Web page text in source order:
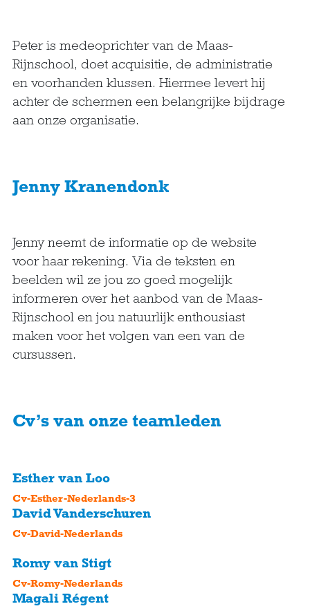
Peter is medeoprichter van de Maas-
Rijnschool, doet acquisitie, de administratie
en voorhanden klussen. Hiermee levert hij
achter de schermen een belangrijke bijdrage
aan onze organisatie.
Jenny Kranendonk
Jenny neemt de informatie op de website
voor haar rekening. Via de teksten en
beelden wil ze jou zo goed mogelijk
informeren over het aanbod van de Maas-
Rijnschool en jou natuurlijk enthousiast
maken voor het volgen van een van de
cursussen.
Cv’s van onze teamleden
Esther van Loo
Cv-Esther-Nederlands-3
David Vanderschuren
Cv-David-Nederlands
Romy van Stigt
Cv-Romy-Nederlands
Magali Régent